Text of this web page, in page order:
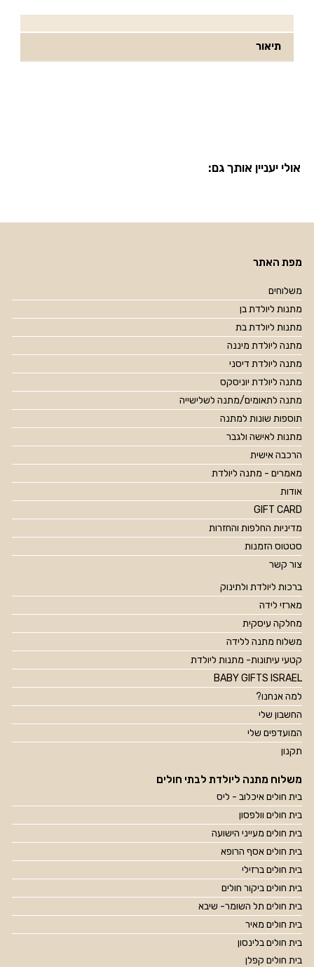
תיאור
אולי יעניין אותך גם:
מפת האתר
משלוחים
מתנות ליולדת בן
מתנות ליולדת בת
מתנה ליולדת מיננה
מתנה ליולדת דיסני
מתנה ליולדת יוניסקס
מתנה לתאומים/מתנה לשלישייה
תוספות שונות למתנה
מתנות לאישה ולגבר
הרכבה אישית
מאמרים - מתנה ליולדת
אודות
GIFT CARD
מדיניות החלפות והחזרות
סטטוס הזמנות
צור קשר
ברכות ליולדת ולתינוק
מארזי לידה
מחלקה עיסקית
משלוח מתנה ללידה
קטעי עיתונות- מתנות ליולדת
BABY GIFTS ISRAEL
למה אנחנו?
החשבון שלי
המועדפים שלי
תקנון
משלוח מתנה ליולדת לבתי חולים
בית חולים איכלוב - ליס
בית חולים וולפסון
בית חולים מעייני הישועה
בית חולים אסף הרופא
בית חולים ברזילי
בית חולים ביקור חולים
בית חולים תל השומר- שיבא
בית חולים מאיר
בית חולים בלינסון
בית חולים קפלן